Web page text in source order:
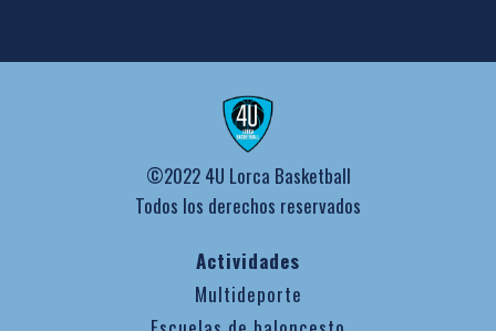
©2022 4U Lorca Basketball
Todos los derechos reservados
Actividades
Multideporte